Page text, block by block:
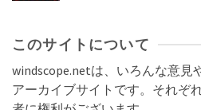
このサイトについて
windscope.netは、いろんな意見
アーカイブサイトです。それぞ